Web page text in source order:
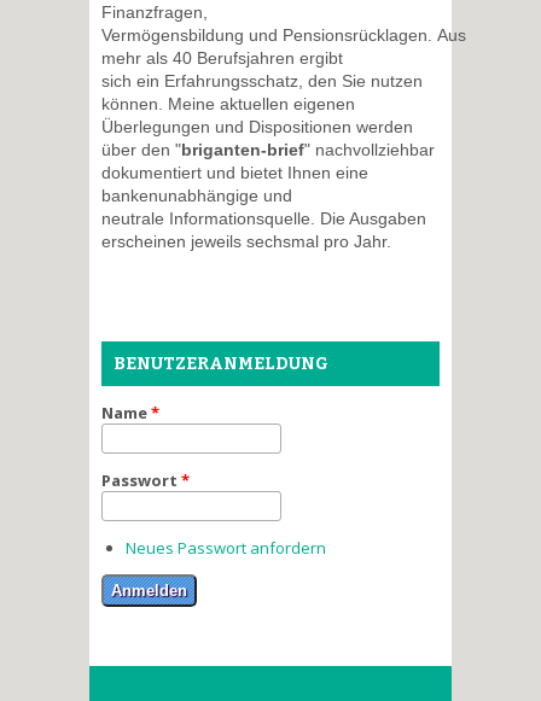
Finanzfragen,
Vermögensbildung und Pensionsrücklagen. Aus
mehr als 40 Berufsjahren ergibt
sich ein Erfahrungsschatz, den Sie nutzen
können. Meine aktuellen eigenen
Überlegungen und Dispositionen werden
über den "briganten-brief" nachvollziehbar
dokumentiert und bietet Ihnen eine
bankenunabhängige und
neutrale Informationsquelle. Die Ausgaben
erscheinen jeweils sechsmal pro Jahr.
BENUTZERANMELDUNG
Name*
Passwort *
Neues Passwort anfordern